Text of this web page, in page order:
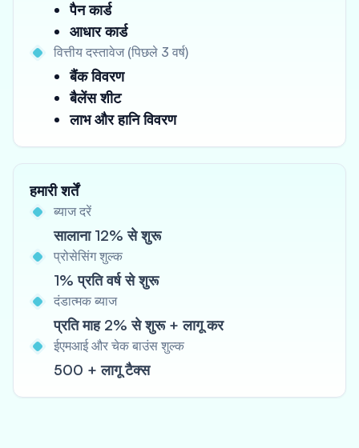
पैन कार्ड
आधार कार्ड
वित्तीय दस्तावेज (पिछले 3 वर्ष)
बैंक विवरण
बैलेंस शीट
लाभ और हानि विवरण
हमारी शर्तें
ब्याज दरें
सालाना 12% से शुरू
प्रोसेसिंग शुल्क
1% प्रति वर्ष से शुरू
दंडात्मक ब्याज
प्रति माह 2% से शुरू + लागू कर
ईएमआई और चेक बाउंस शुल्क
500 + लागू टैक्स